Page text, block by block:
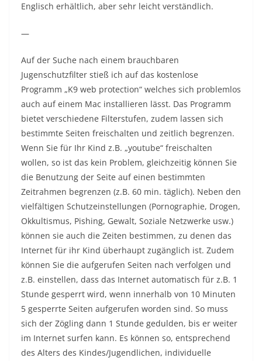
Englisch erhältlich, aber sehr leicht verständlich.
—
Auf der Suche nach einem brauchbaren
Jugenschutzfilter stieß ich auf das kostenlose
Programm „K9 web protection“ welches sich problemlos
auch auf einem Mac installieren lässt. Das Programm
bietet verschiedene Filterstufen, zudem lassen sich
bestimmte Seiten freischalten und zeitlich begrenzen.
Wenn Sie für Ihr Kind z.B. „youtube“ freischalten
wollen, so ist das kein Problem, gleichzeitig können Sie
die Benutzung der Seite auf einen bestimmten
Zeitrahmen begrenzen (z.B. 60 min. täglich). Neben den
vielfältigen Schutzeinstellungen (Pornographie, Drogen,
Okkultismus, Pishing, Gewalt, Soziale Netzwerke usw.)
können sie auch die Zeiten bestimmen, zu denen das
Internet für ihr Kind überhaupt zugänglich ist. Zudem
können Sie die aufgerufen Seiten nach verfolgen und
z.B. einstellen, dass das Internet automatisch für z.B. 1
Stunde gesperrt wird, wenn innerhalb von 10 Minuten
5 gesperrte Seiten aufgerufen worden sind. So muss
sich der Zögling dann 1 Stunde gedulden, bis er weiter
im Internet surfen kann. Es können so, entsprechend
des Alters des Kindes/Jugendlichen, individuelle